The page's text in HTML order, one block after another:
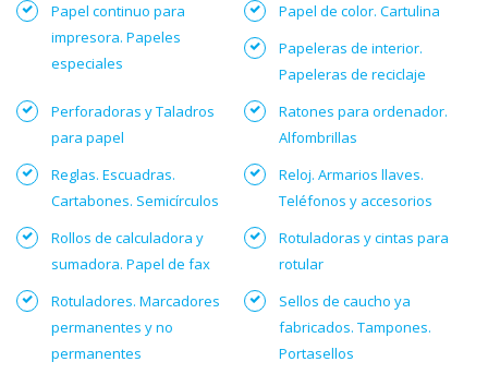
Papel continuo para
impresora. Papeles
especiales
Papel de color. Cartulina
Papeleras de interior.
Papeleras de reciclaje
Perforadoras y Taladros
para papel
Ratones para ordenador.
Alfombrillas
Reglas. Escuadras.
Cartabones. Semicírculos
Reloj. Armarios llaves.
Teléfonos y accesorios
Rollos de calculadora y
sumadora. Papel de fax
Rotuladoras y cintas para
rotular
Rotuladores. Marcadores
permanentes y no
permanentes
Sellos de caucho ya
fabricados. Tampones.
Portasellos